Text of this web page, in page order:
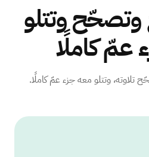
وتصحّح وتتلو
عمّ كاملًا
تلاوته، وتتلو معه جزء عمّ كاملًا.